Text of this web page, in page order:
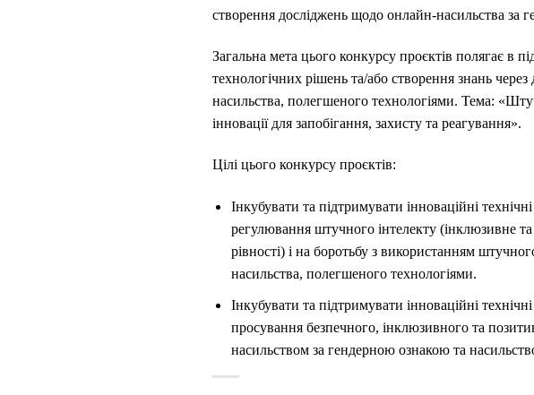
створення досліджень щодо онлайн-насильства за
Загальна мета цього конкурсу проєктів полягає в
технологічних рішень та/або створення знань
насильства, полегшеного технологіями. Тема:
інновації для запобігання, захисту та реагування».
Цілі цього конкурсу проєктів:
Інкубувати та підтримувати інноваційні
регулювання штучного інтелекту (інклюзивне
рівності) і на боротьбу з використанням
насильства, полегшеного технологіями.
Інкубувати та підтримувати інноваційні
просування безпечного, інклюзивного та
насильством за гендерною ознакою та